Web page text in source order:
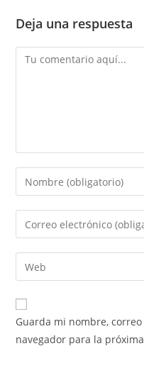
Deja una respuesta
Guarda mi nombre,
navegador para la